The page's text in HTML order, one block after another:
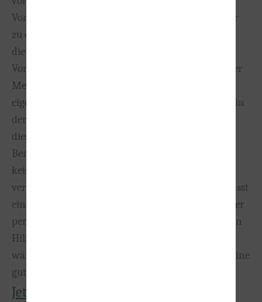
Vorbereitung ist das Ziel, den Führerschein wieder
zu erlangen, meist nicht zu erreichen. Daher muss
die MPU-Beratung und die entsprechende
Vorbereitung individuell und qualifiziert sein. Jeder
Mensch ist anders und jedes Schicksal hat seinen
eigenen Hintergrund. Genau darauf sollte explizit in
der MPU-Vorbereitung eingegangen werden. Aus
diesem Grund ist ein persönliches
Beratungsgespräch maßgeblich und sollte auf
keinen Fall vernachlässigt werden. Neben
verschiedenen Möglichkeiten in der Gruppe, umfasst
eine gute MPU-Vorbereitung ebenso die Analyse der
persönlichen Faktoren und die damit verbundenen
Hilfestellungen. Wichtigstes Ziel; Den Gutachter
während der MPU zu überzeugen. Und dafür ist eine
gute MPU-Vorbereitung unerlässlich.
Jetzt kostenlos Termin vereinbaren!